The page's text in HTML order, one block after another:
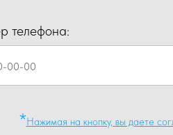
телефона:
*Нажимая на кнопку, вы даете